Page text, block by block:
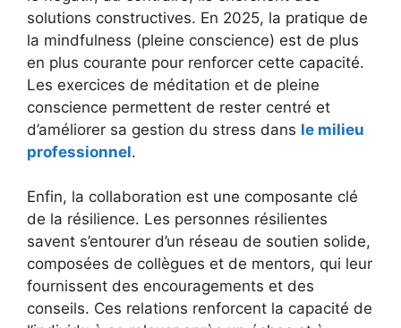
solutions constructives. En 2025, la pratique de
la mindfulness (pleine conscience) est de plus
en plus courante pour renforcer cette capacité.
Les exercices de méditation et de pleine
conscience permettent de rester centré et
d’améliorer sa gestion du stress dans le milieu
professionnel.
Enfin, la collaboration est une composante clé
de la résilience. Les personnes résilientes
savent s’entourer d’un réseau de soutien solide,
composées de collègues et de mentors, qui leur
fournissent des encouragements et des
conseils. Ces relations renforcent la capacité de